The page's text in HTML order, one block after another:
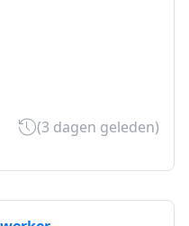
(3 dagen geleden)